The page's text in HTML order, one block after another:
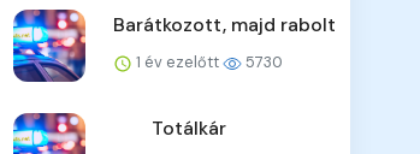
Barátkozott, majd rabolt
1 év ezelőtt 5730
Totálkár